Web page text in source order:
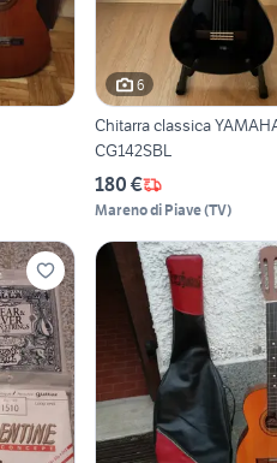
6
Chitarra classica
CG142SBL
180 €
Mareno di Piave(TV)